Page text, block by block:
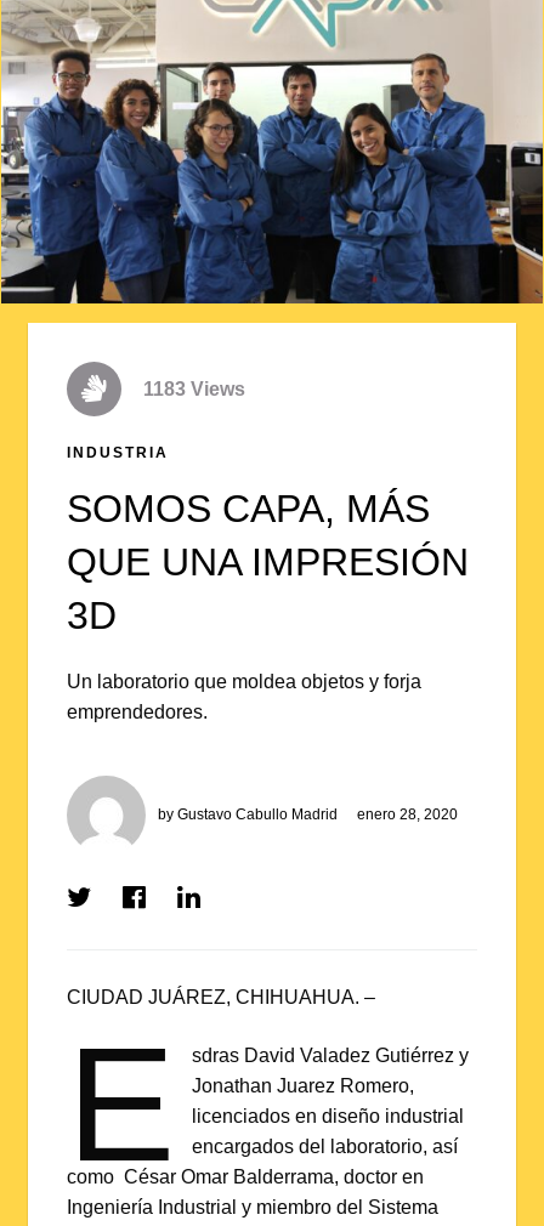
1183 Views
INDUSTRIA
SOMOS CAPA, MÁS
QUE UNA IMPRESIÓN
3D
Un laboratorio que moldea objetos y forja
emprendedores.
byGustavo Cabullo Madrid enero 28, 2020
ShareShareShare
CIUDAD JUÁREZ, CHIHUAHUA. –
E
sdras David Valadez Gutiérrez y
Jonathan Juarez Romero,
licenciados en diseño industrial
encargados del laboratorio, así
como César Omar Balderrama, doctor en
Ingeniería Industrial y miembro del Sistema